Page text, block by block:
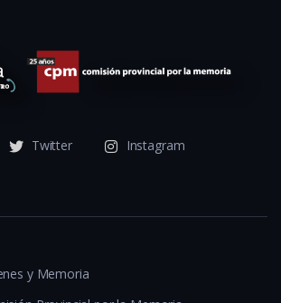
Twitter
Instagram
y Memoria